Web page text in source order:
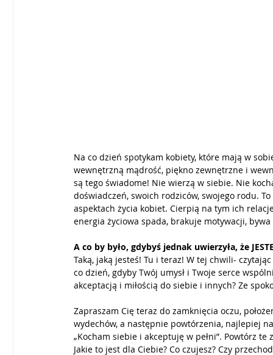
Na co dzień spotykam kobiety, które mają w
wewnętrzną mądrość, piękno zewnętrzne i
są tego świadome! Nie wierzą w siebie. Nie
doświadczeń, swoich rodziców, swojego rodu.
aspektach życia kobiet. Cierpią na tym ich
energia życiowa spada, brakuje motywacji,
A co by było, gdybyś jednak uwierzyła, że
Taką, jaką jesteś! Tu i teraz! W tej chwili- czytając
co dzień, gdyby Twój umysł i Twoje serce
akceptacją i miłością do siebie i innych? Ze
Zapraszam Cię teraz do zamknięcia oczu,
wydechów, a następnie powtórzenia, najlepiej
„Kocham siebie i akceptuję w pełni”. Powtórz te
Jakie to jest dla Ciebie? Co czujesz? Czy